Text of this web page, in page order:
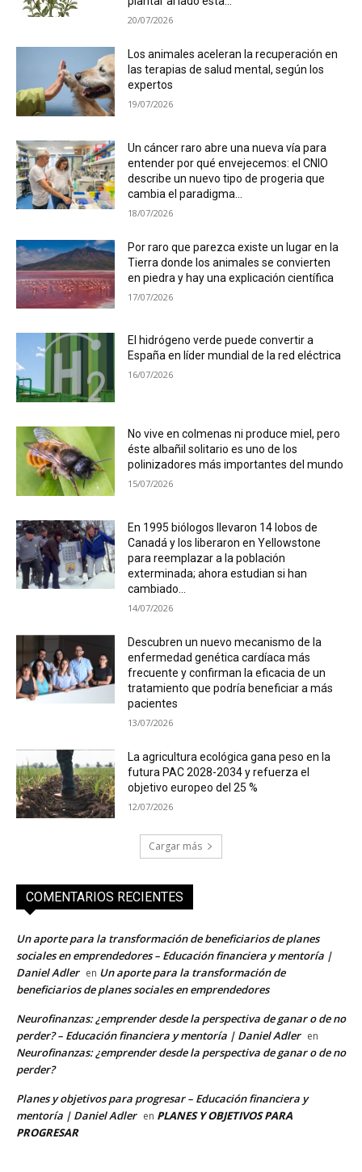
20/07/2026
Los animales aceleran la recuperación en
las terapias de salud mental, según los
expertos
19/07/2026
Un cáncer raro abre una nueva vía para
entender por qué envejecemos: el CNIO
describe un nuevo tipo de progeria que
cambia el paradigma...
18/07/2026
Por raro que parezca existe un lugar en la
Tierra donde los animales se convierten
en piedra y hay una explicación científica
17/07/2026
El hidrógeno verde puede convertir a
España en líder mundial de la red eléctrica
16/07/2026
No vive en colmenas ni produce miel, pero
éste albañil solitario es uno de los
polinizadores más importantes del mundo
15/07/2026
En 1995 biólogos llevaron 14 lobos de
Canadá y los liberaron en Yellowstone
para reemplazar a la población
exterminada; ahora estudian si han
cambiado...
14/07/2026
Descubren un nuevo mecanismo de la
enfermedad genética cardíaca más
frecuente y confirman la eficacia de un
tratamiento que podría beneficiar a más
pacientes
13/07/2026
La agricultura ecológica gana peso en la
futura PAC 2028-2034 y refuerza el
objetivo europeo del 25 %
12/07/2026
Cargar más
COMENTARIOS RECIENTES
Un aporte para la transformación de beneficiarios de planes
sociales en emprendedores – Educación financiera y mentoría |
Daniel Adler en Un aporte para la transformación de
beneficiarios de planes sociales en emprendedores
Neurofinanzas: ¿emprender desde la perspectiva de ganar o de no
perder? – Educación financiera y mentoría | Daniel Adler en
Neurofinanzas: ¿emprender desde la perspectiva de ganar o de no
perder?
Planes y objetivos para progresar – Educación financiera y
mentoría | Daniel Adler en PLANES Y OBJETIVOS PARA
PROGRESAR